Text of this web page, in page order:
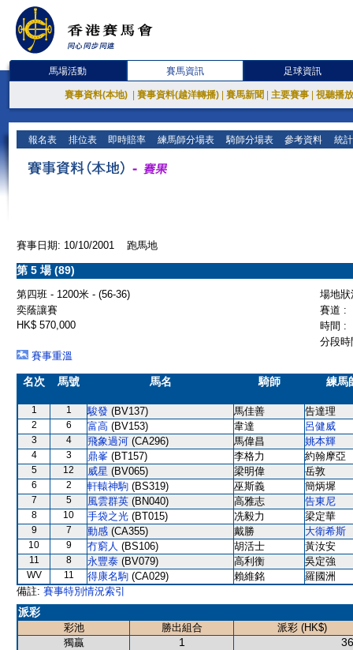
馬場活動 賽馬資訊 足球資訊
賽事資料(本地) 賽事資料(越洋轉播) 賽馬新聞 主要賽事 視聽播
報名表 排位表 即時賠率 練馬師分場表 騎師分場表 參考資料 統
賽事日期: 10/10/2001 跑馬地
第 5 場 (89)
第四班 - 1200米 - (56-36)
場地
奕蔭讓賽
賽道 :
HK$ 570,000
時間 :
分段
賽事重溫
名次 馬號 馬名 騎師 練馬
1 1 駿發 (BV137) 馬佳善 告達理
2 6 富高 (BV153) 韋達 呂健威
3 4 飛象過河 (CA296) 馬偉昌 姚本輝
4 3 鼎峯 (BT157) 李格力 約翰摩亞
5 12 威星 (BV065) 梁明偉 岳敦
6 2 軒轅神駒 (BS319) 巫斯義 簡炳墀
7 5 風雲群英 (BN040) 高雅志 告東尼
8 10 手袋之光 (BT015) 冼毅力 梁定華
9 7 動感 (CA355) 戴勝 大衛希斯
10 9 冇窮人 (BS106) 胡活士 黃汝安
11 8 永豐泰 (BV079) 高利衡 吳定強
WV 11 得康名駒 (CA029) 賴維銘
羅國洲
備註: 賽事特別情況索引
派彩
彩池 勝出組合
派彩 (HK$)
獨贏
1